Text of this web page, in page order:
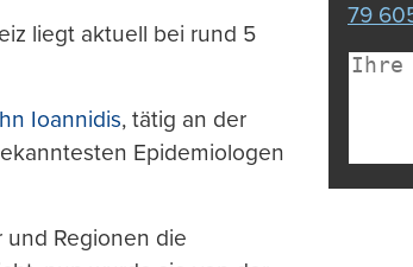
liegt aktuell bei rund 5
Ioannidis, tätig an der
Epidemiologen
Regionen die
79